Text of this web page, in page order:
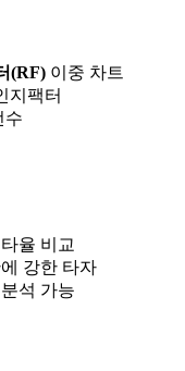
(RF) 이중 차트
지팩터
수
율 비교
강한 타자
석 가능